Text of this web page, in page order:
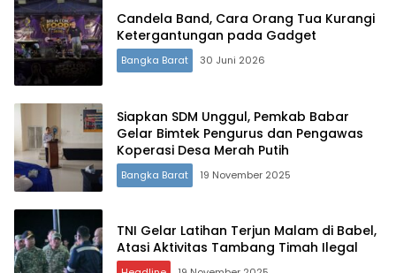
Candela Band, Cara Orang Tua Kurangi
Ketergantungan pada Gadget
Bangka Barat 30 Juni 2026
Siapkan SDM Unggul, Pemkab Babar
Gelar Bimtek Pengurus dan Pengawas
Koperasi Desa Merah Putih
Bangka Barat 19 November 2025
TNI Gelar Latihan Terjun Malam di Babel,
Atasi Aktivitas Tambang Timah Ilegal